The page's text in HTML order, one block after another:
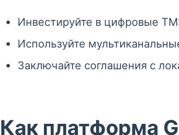
Инвестируйте в цифровые
Используйте
Заключайте соглашения с
Как платформа